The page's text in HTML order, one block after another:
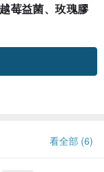
莓益菌、玫瑰膠
看全部 (6)